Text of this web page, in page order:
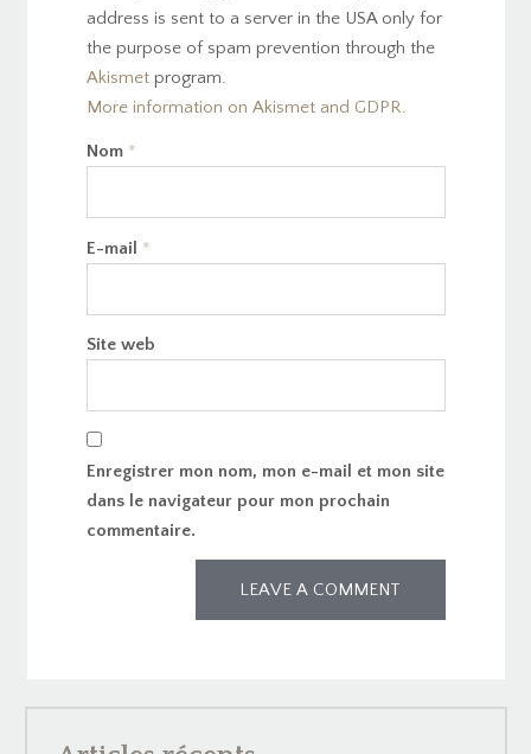
address is sent to a server in the USA only for
the purpose of spam prevention through the
Akismetprogram.
More information on Akismet and GDPR.
Nom *
E-mail *
Site web
Enregistrer mon nom, mon e-mail et mon site
dans le navigateur pour mon prochain
commentaire.